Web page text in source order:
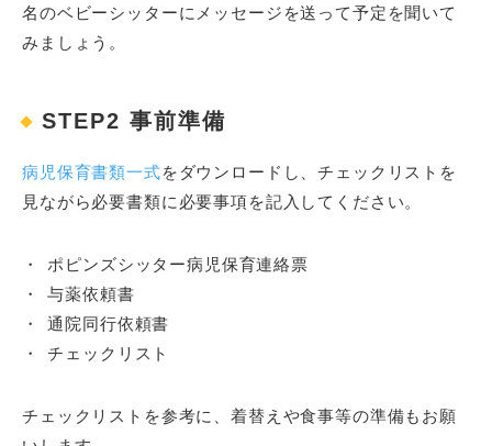
名のベビーシッターにメッセージを送って予定を聞いて
みましょう。
STEP2 事前準備
病児保育書類一式をダウンロードし、チェックリストを
見ながら必要書類に必要事項を記入してください。
ポピンズシッター病児保育連絡票
与薬依頼書
通院同行依頼書
チェックリスト
チェックリストを参考に、着替えや食事等の準備もお願